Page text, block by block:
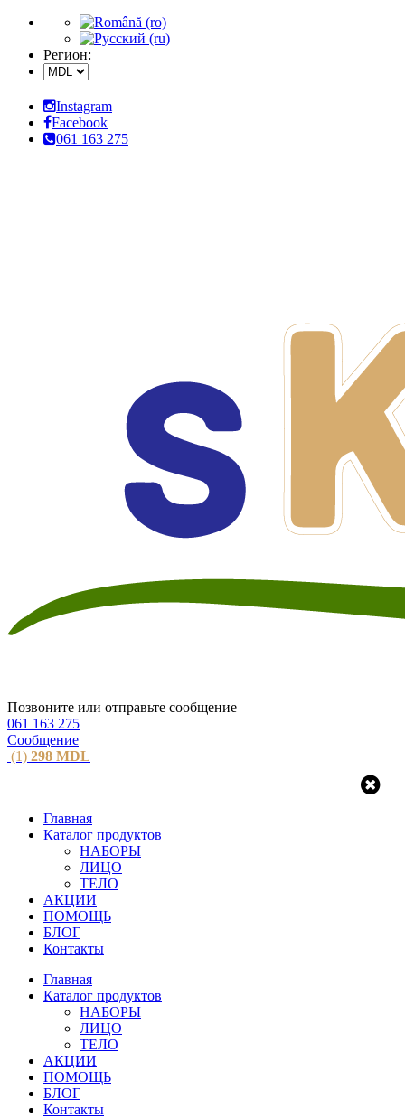
Регион:
Instagram
Facebook
061 163 275
Позвоните или отправьте сообщение
061 163 275
Сообщение
(1) 298 MDL
Главная
Каталог продуктов
НАБОРЫ
ЛИЦО
ТЕЛО
АКЦИИ
ПОМОЩЬ
БЛОГ
Контакты
Главная
Каталог продуктов
НАБОРЫ
ЛИЦО
ТЕЛО
АКЦИИ
ПОМОЩЬ
БЛОГ
Контакты